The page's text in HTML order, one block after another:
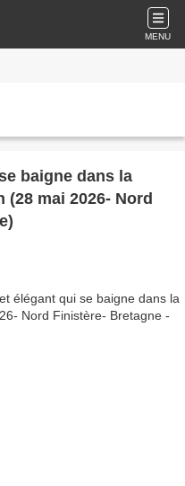
MENU
baigne dans la